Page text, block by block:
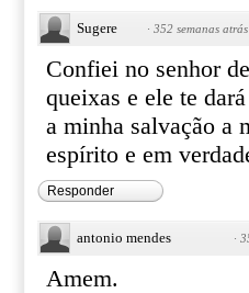
Sugere · 352 semanas atrás
Confiei no senhor
queixas e ele te
a minha salvação a
espírito e em
Responder
antonio mendes ·
Amem.